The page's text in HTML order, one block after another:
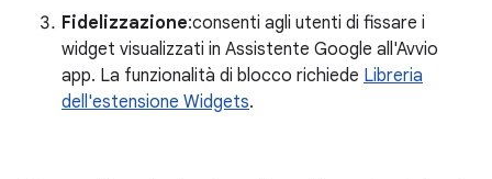
Fidelizzazione:consenti agli utenti di fissare i
widget visualizzati in Assistente Google all'Avvio
app. La funzionalità di blocco richiede Libreria
dell'estensione Widgets.